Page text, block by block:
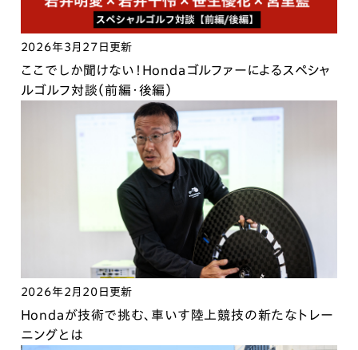
2026年3月27日更新
ここでしか聞けない！Hondaゴルファーによるスペシャ
ルゴルフ対談（前編・後編）
2026年2月20日更新
Hondaが技術で挑む、車いす陸上競技の新たなトレー
ニングとは